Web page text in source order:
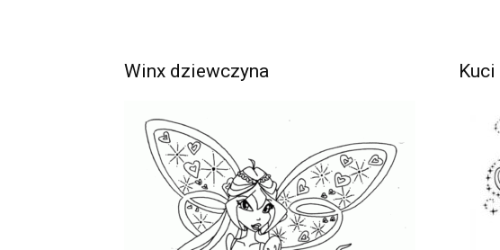
Winx dziewczyna